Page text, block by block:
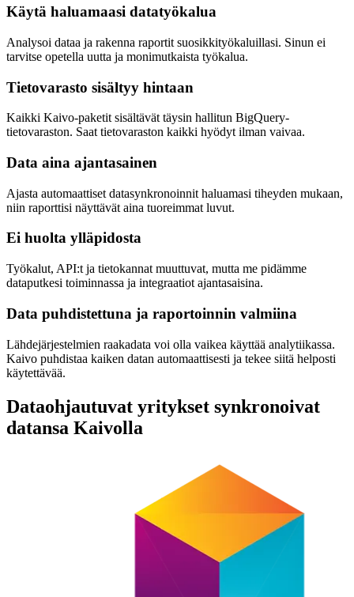
Käytä haluamaasi datatyökalua
Analysoi dataa ja rakenna raportit suosikkityökaluillasi. Sinun ei
tarvitse opetella uutta ja monimutkaista työkalua.
Tietovarasto sisältyy hintaan
Kaikki Kaivo-paketit sisältävät täysin hallitun BigQuery-
tietovaraston. Saat tietovaraston kaikki hyödyt ilman vaivaa.
Data aina ajantasainen
Ajasta automaattiset datasynkronoinnit haluamasi tiheyden mukaan,
niin raporttisi näyttävät aina tuoreimmat luvut.
Ei huolta ylläpidosta
Työkalut, API:t ja tietokannat muuttuvat, mutta me pidämme
dataputkesi toiminnassa ja integraatiot ajantasaisina.
Data puhdistettuna ja raportoinnin valmiina
Lähdejärjestelmien raakadata voi olla vaikea käyttää analytiikassa.
Kaivo puhdistaa kaiken datan automaattisesti ja tekee siitä helposti
käytettävää.
Dataohjautuvat yritykset synkronoivat
datansa Kaivolla